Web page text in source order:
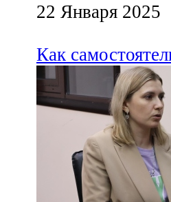
22 Января 2025
Как